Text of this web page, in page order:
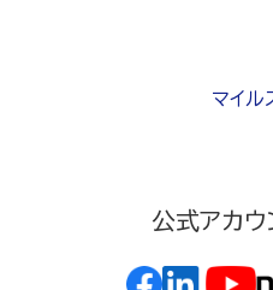
マイル
公式アカウ